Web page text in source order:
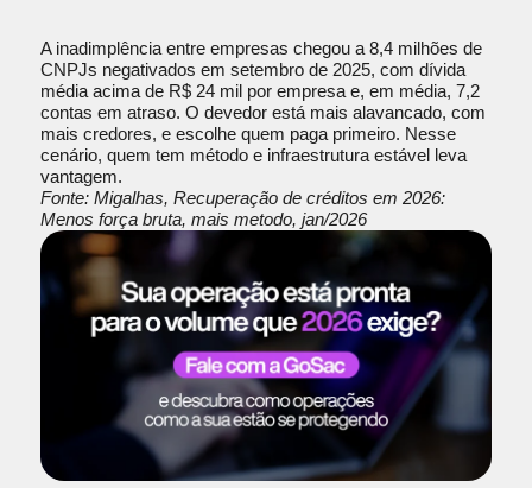
A inadimplência entre empresas chegou a 8,4 milhões de
CNPJs negativados em setembro de 2025, com dívida
média acima de R$ 24 mil por empresa e, em média, 7,2
contas em atraso. O devedor está mais alavancado, com
mais credores, e escolhe quem paga primeiro. Nesse
cenário, quem tem método e infraestrutura estável leva
vantagem.
Fonte: Migalhas, Recuperação de créditos em 2026:
Menos força bruta, mais metodo, jan/2026